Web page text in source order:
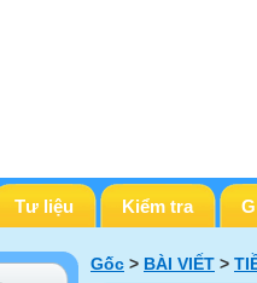
Tư liệu Kiểm tra
Gốc > BÀI VIẾT >